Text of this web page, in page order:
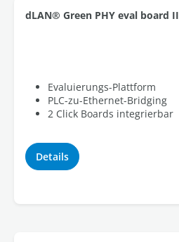
dLAN® Green PHY eval board II
Evaluierungs-Plattform
PLC-zu-Ethernet-Bridging
2 Click Boards integrierbar
Details